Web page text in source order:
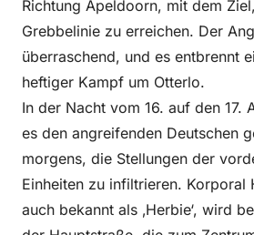
Richtung Apeldoorn, mit dem
Grebbelinie zu erreichen. Der
überraschend, und es entbrennt
heftiger Kampf um Otterlo.
In der Nacht vom 16. auf den 17.
es den angreifenden Deutschen
morgens, die Stellungen der
Einheiten zu infiltrieren. Korporal
auch bekannt als ‚Herbie‘, wird